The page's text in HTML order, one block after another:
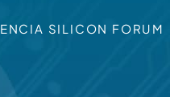
SILICON FORUM